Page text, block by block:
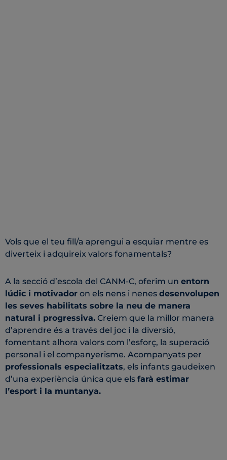
Vols que el teu fill/a aprengui a esquiar mentre es
diverteix i adquireix valors fonamentals?
A la secció d’escola del CANM-C, oferim un entorn
lúdic i motivador on els nens i nenes desenvolupen
les seves habilitats sobre la neu de manera
natural i progressiva. Creiem que la millor manera
d’aprendre és a través del joc i la diversió,
fomentant alhora valors com l’esforç, la superació
personal i el companyerisme. Acompanyats per
professionals especialitzats, els infants gaudeixen
d’una experiència única que els farà estimar
l’esport i la muntanya.